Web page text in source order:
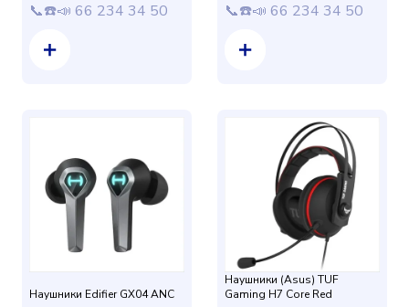
📞☎️📣 66 234 34 50 📞☎️📣 66 234 34 50
Наушники Edifier GX04 ANC
Наушники (Asus) TUF
Gaming H7 Core Red